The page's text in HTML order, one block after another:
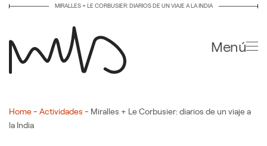
Ir al contenido principal
MIRALLES + LE CORBUSIER: DIARIOS DE UN VIAJE A LA INDIA
Menú
Home- Actividades - Miralles + Le Corbusier: diarios de un viaje a
la India